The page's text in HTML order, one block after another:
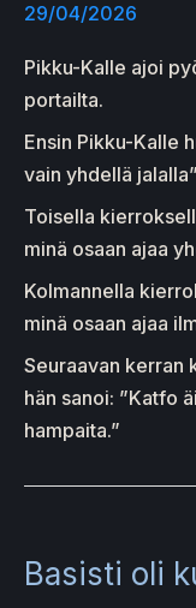
29/04/2026
Pikku-Kalle ajoi
portailta.
Ensin Pikku-Kalle
vain yhdellä
Toisella
minä osaan ajaa
Kolmannella
minä osaan ajaa
Seuraavan kerran
hän sanoi: ”Katfo
hampaita.”
Basisti oli